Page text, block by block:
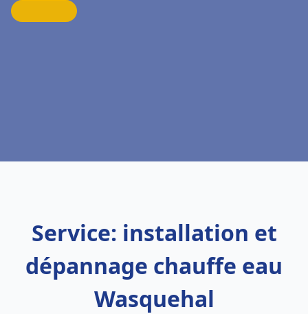
Service: installation et
dépannage chauffe eau
Wasquehal